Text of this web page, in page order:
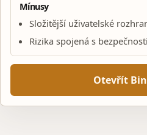
Mínusy
Složitější uživatelské
Rizika spojená s
Otevřít